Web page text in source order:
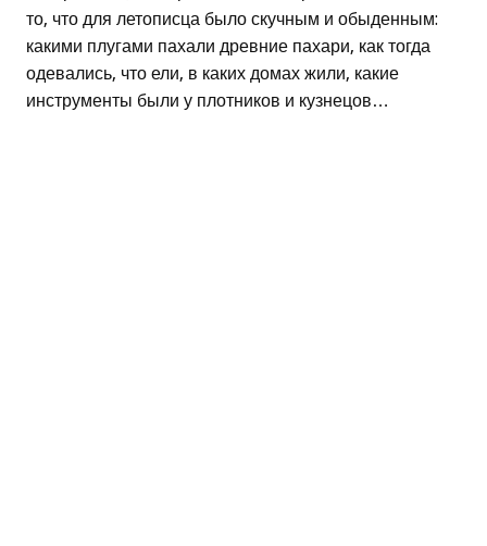
то, что для летописца было скучным и обыденным:
какими плугами пахали древние пахари, как тогда
одевались, что ели, в каких домах жили, какие
инструменты были у плотников и кузнецов…